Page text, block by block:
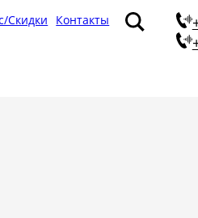
Скидки Контакты